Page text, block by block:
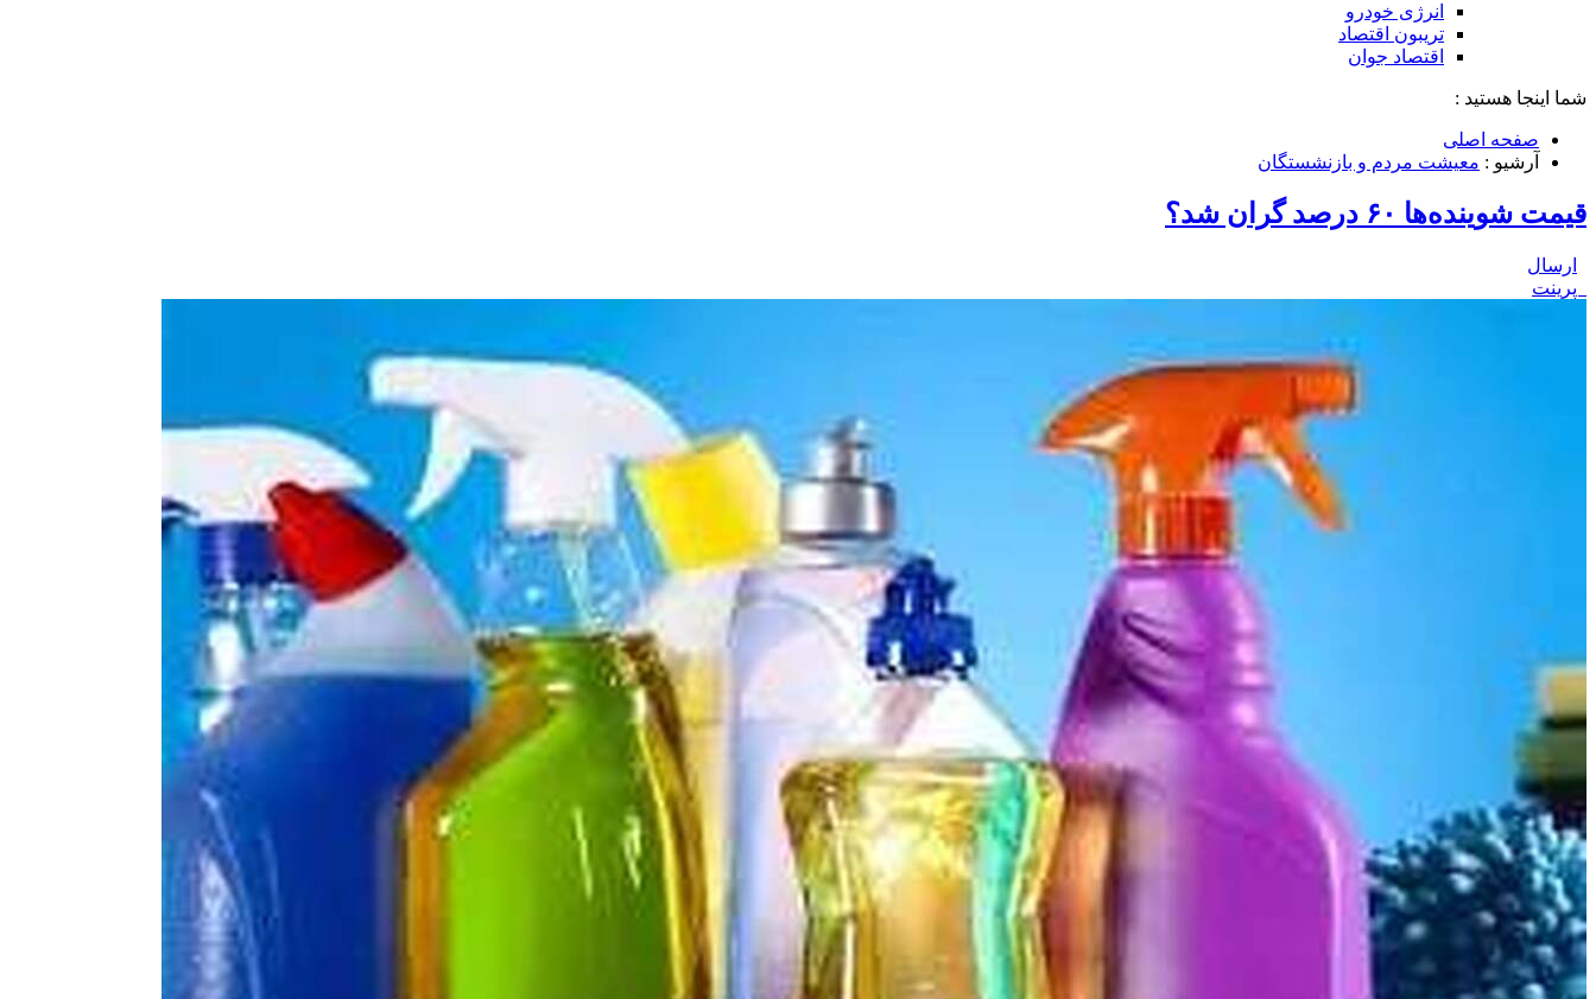
انرژی خودرو
تریبون اقتصاد
اقتصاد جوان
شما اینجا هستید :
صفحه اصلی
آرشیو : معیشت مردم و بازنشستگان
قیمت شوینده‌ها ۶۰ درصد گران شد؟
ارسال
پرینت